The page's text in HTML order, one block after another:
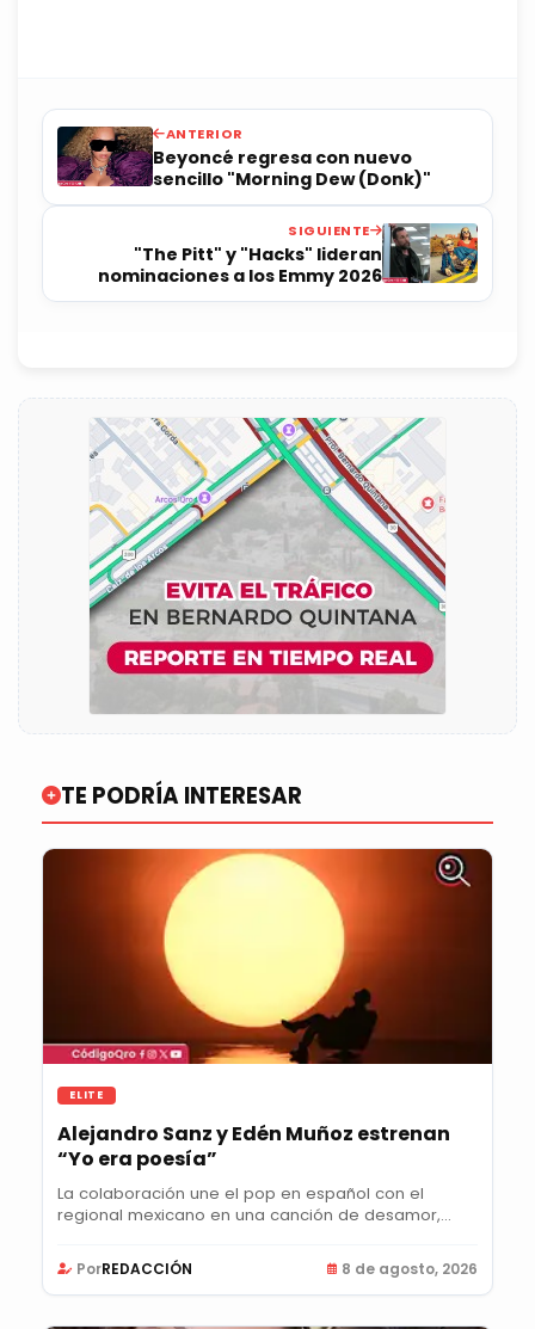
ANTERIOR
Beyoncé regresa con nuevo
sencillo "Morning Dew (Donk)"
SIGUIENTE
"The Pitt" y "Hacks" lideran
nominaciones a los Emmy 2026
TE PODRÍA INTERESAR
ELITE
Alejandro Sanz y Edén Muñoz estrenan
“Yo era poesía”
La colaboración une el pop en español con el
regional mexicano en una canción de desamor,
PorREDACCIÓN 8 de agosto, 2026